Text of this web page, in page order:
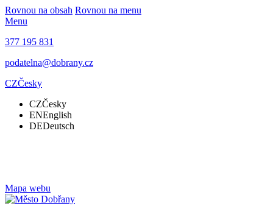
Rovnou na obsah Rovnou na menu
Menu
377 195 831
podatelna@dobrany.cz
CZČesky
CZČesky
ENEnglish
DEDeutsch
Mapa webu